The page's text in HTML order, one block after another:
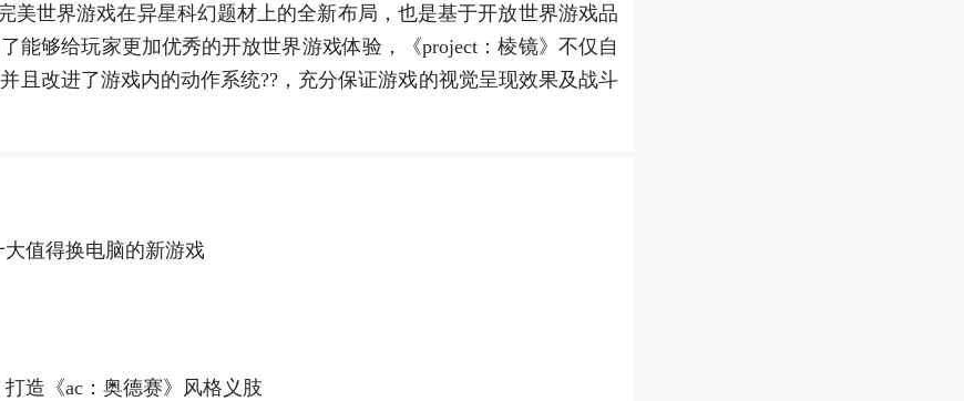
完美世界游戏在异星科幻题材上的全新布局，也是基于开放世界游戏品
能够给玩家更加优秀的开放世界游戏体验，《project：棱镜》不仅自
且改进了游戏内的动作系统??，充分保证游戏的视觉呈现效果及战斗
值得换电脑的新游戏
造《ac：奥德赛》风格义肢